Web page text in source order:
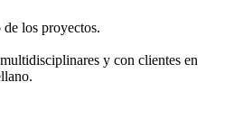
los proyectos.
y con clientes en